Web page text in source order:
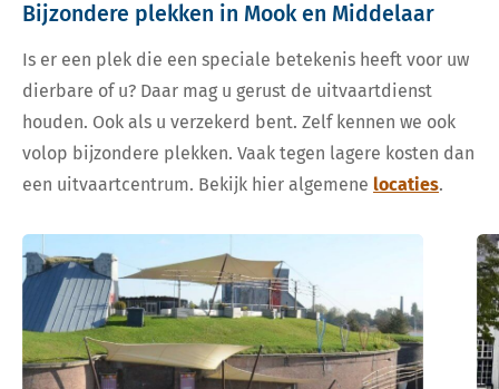
Bijzondere plekken in Mook en Middelaar
Is er een plek die een speciale betekenis heeft voor uw
dierbare of u? Daar mag u gerust de uitvaartdienst
houden. Ook als u verzekerd bent. Zelf kennen we ook
volop bijzondere plekken. Vaak tegen lagere kosten dan
een uitvaartcentrum. Bekijk hier algemene locaties.